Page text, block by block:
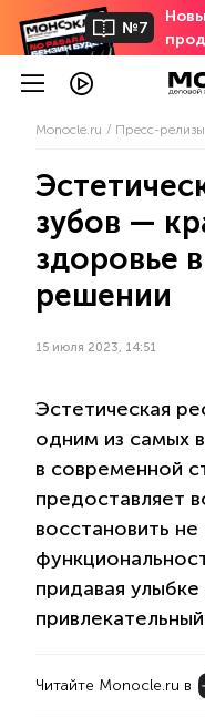
№7
Monocle.ru Пресс-релизы
зубов —
здоровье
решении
15 июля 2023, 14:51
Эстетическая
одним из самых
в современной
предоставляет
восстановить не
придавая
Читайте Monocle.ru в